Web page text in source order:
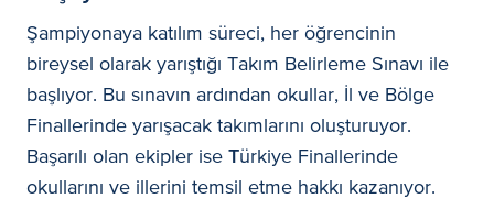
Şampiyonaya katılım süreci, her öğrencinin
bireysel olarak yarıştığı Takım Belirleme Sınavı ile
başlıyor. Bu sınavın ardından okullar, İl ve Bölge
Finallerinde yarışacak takımlarını oluşturuyor.
Başarılı olan ekipler ise Türkiye Finallerinde
okullarını ve illerini temsil etme hakkı kazanıyor.